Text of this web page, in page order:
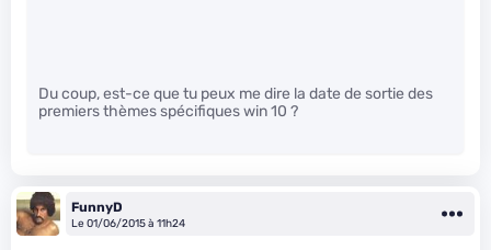
Du coup, est-ce que tu peux me dire la date de sortie des
premiers thèmes spécifiques win 10 ?
FunnyD
Le 01/06/2015 à 11h24